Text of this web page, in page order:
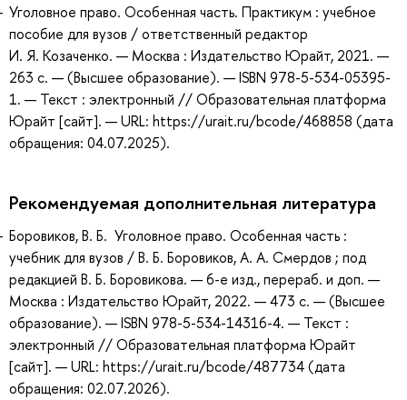
Уголовное право. Особенная часть. Практикум : учебное
пособие для вузов / ответственный редактор
И. Я. Козаченко. — Москва : Издательство Юрайт, 2021. —
263 с. — (Высшее образование). — ISBN 978-5-534-05395-
1. — Текст : электронный // Образовательная платформа
Юрайт [сайт]. — URL: https://urait.ru/bcode/468858 (дата
обращения: 04.07.2025).
Рекомендуемая дополнительная литература
Боровиков, В. Б. Уголовное право. Особенная часть :
учебник для вузов / В. Б. Боровиков, А. А. Смердов ; под
редакцией В. Б. Боровикова. — 6-е изд., перераб. и доп. —
Москва : Издательство Юрайт, 2022. — 473 с. — (Высшее
образование). — ISBN 978-5-534-14316-4. — Текст :
электронный // Образовательная платформа Юрайт
[сайт]. — URL: https://urait.ru/bcode/487734 (дата
обращения: 02.07.2026).